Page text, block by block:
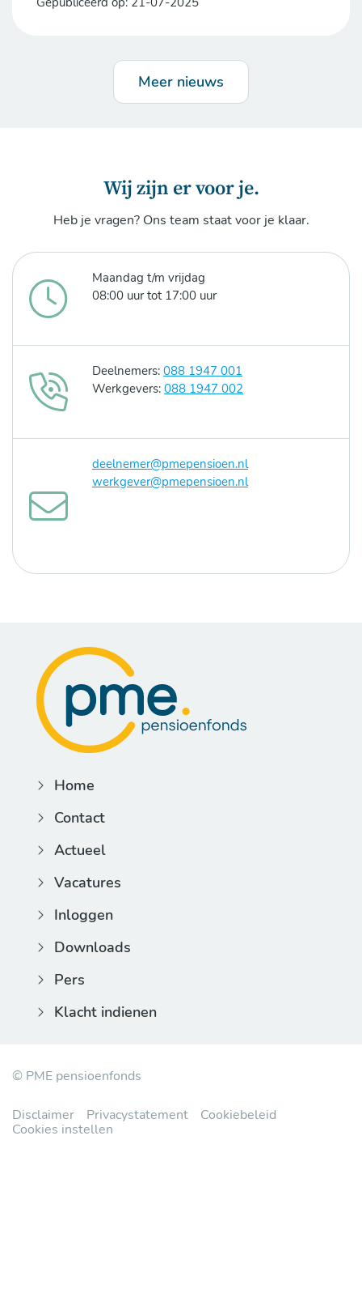
Meer nieuws
Wij zijn er voor je.
Heb je vragen? Ons team staat voor je klaar.
Maandag t/m vrijdag
08:00 uur tot 17:00 uur
Deelnemers: 088 1947 001
Werkgevers: 088 1947 002
deelnemer@pmepensioen.nl
werkgever@pmepensioen.nl
Home
Contact
Actueel
Vacatures
Inloggen
Downloads
Pers
Klacht indienen
© PME pensioenfonds
Disclaimer Privacystatement
Cookiebeleid
Cookies instellen